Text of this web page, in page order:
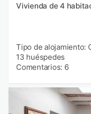
Vivienda de 4
Tipo de alojamiento:
13 huéspedes
Comentarios: 6